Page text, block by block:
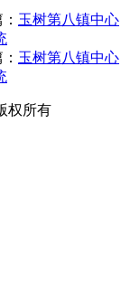
玉树第八镇中心
玉树第八镇中心
权所有